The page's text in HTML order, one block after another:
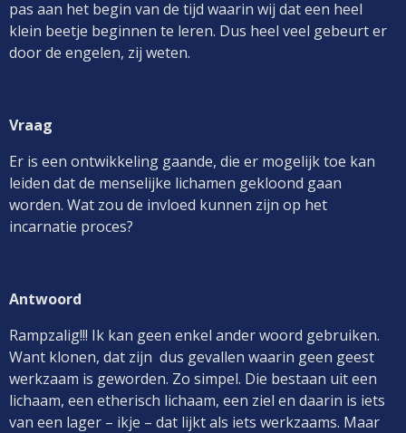
pas aan het begin van de tijd waarin wij dat een heel
klein beetje beginnen te leren. Dus heel veel gebeurt er
door de engelen, zij weten.
Vraag
Er is een ontwikkeling gaande, die er mogelijk toe kan
leiden dat de menselijke lichamen gekloond gaan
worden. Wat zou de invloed kunnen zijn op het
incarnatie proces?
Antwoord
Rampzalig!!! Ik kan geen enkel ander woord gebruiken.
Want klonen, dat zijn dus gevallen waarin geen geest
werkzaam is geworden. Zo simpel. Die bestaan uit een
lichaam, een etherisch lichaam, een ziel en daarin is iets
van een lager – ikje – dat lijktals iets werkzaams. Maar